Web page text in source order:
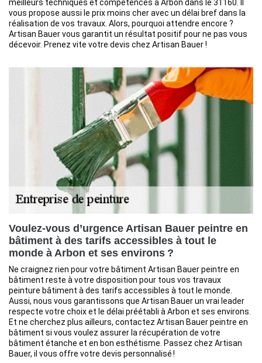
meilleurs techniques et compétences à Arbon dans le 31160. Il
vous propose aussi le prix moins cher avec un délai bref dans la
réalisation de vos travaux. Alors, pourquoi attendre encore ?
Artisan Bauer vous garantit un résultat positif pour ne pas vous
décevoir. Prenez vite votre devis chez Artisan Bauer !
Voulez-vous d’urgence Artisan Bauer peintre en
bâtiment à des tarifs accessibles à tout le
monde à Arbon et ses environs ?
Ne craignez rien pour votre bâtiment Artisan Bauer peintre en
bâtiment reste à votre disposition pour tous vos travaux
peinture bâtiment à des tarifs accessibles à tout le monde.
Aussi, nous vous garantissons que Artisan Bauer un vrai leader
respecte votre choix et le délai préétabli à Arbon et ses environs.
Et ne cherchez plus ailleurs, contactez Artisan Bauer peintre en
bâtiment si vous voulez assurer la récupération de votre
bâtiment étanche et en bon esthétisme. Passez chez Artisan
Bauer, il vous offre votre devis personnalisé !